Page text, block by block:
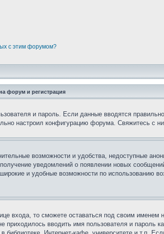
с этим форумом?
форум и регистрация
и пароль. Если данные вводятся
настроил конфигурацию форума. Свяжитесь с
возможности и удобства, недоступные
уведомлений о появлении новых
и удобные возможности по
входа, то сможете оставаться под своим
приходилось вводить имя пользователя и